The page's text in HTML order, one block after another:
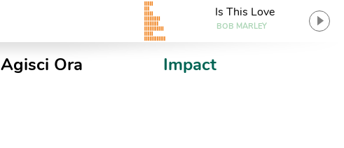
Is This Love
BOB MARLEY
Agisci Ora Impact